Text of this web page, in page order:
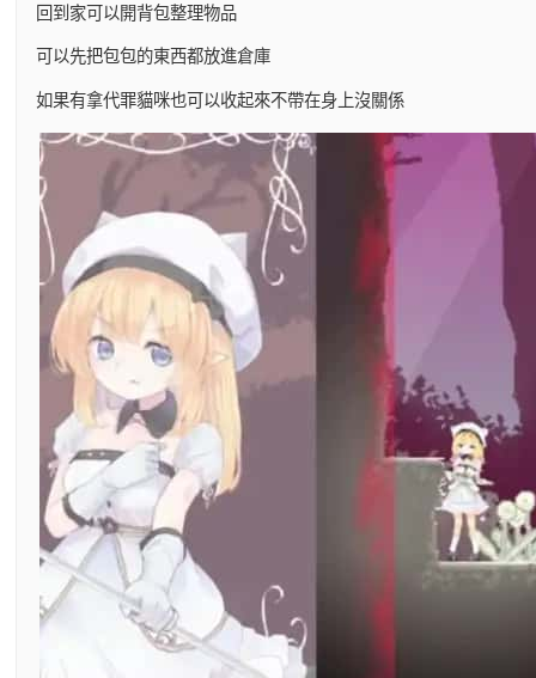
回到家可以開背包整理物品
可以先把包包的東西都放進倉庫
如果有拿代罪貓咪也可以收起來不帶在身上沒關係